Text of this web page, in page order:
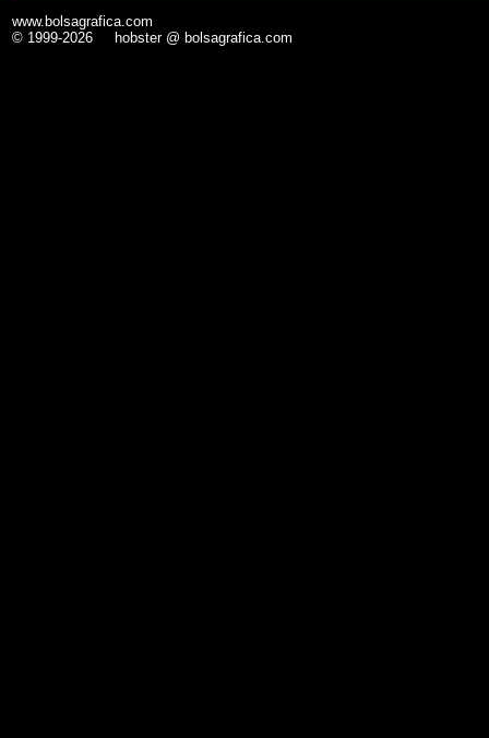
www.bolsagrafica.com
© 1999-2026 hobster @ bolsagrafica.com